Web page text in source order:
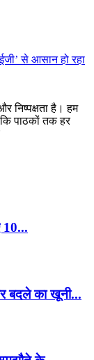
से आसान हो रहा
निष्पक्षता है। हम
पाठकों तक हर
10...
बदले का खूनी...